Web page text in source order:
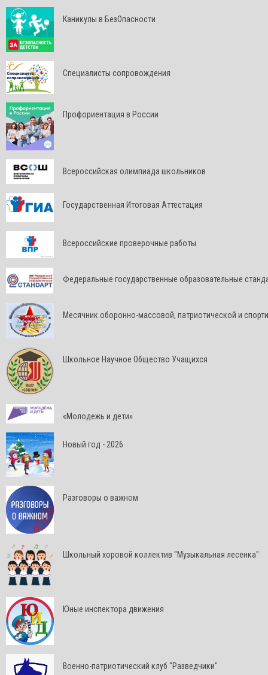
Каникулы в БезОпасности
Специалисты сопровождения
Профориентация в России
Всероссийская олимпиада школьников
Государственная Итоговая Аттестация
Всероссийские проверочные работы
Федеральные государственные образовательные
Месячник оборонно-массовой, патриотической и
Школьное Научное Общество Учащихся
«Молодежь и дети»
Новый год - 2026
Разговоры о важном
Школьный хоровой коллектив "Музыкальная лесенка"
Юные инспектора движения
Военно-патриотический клуб "Разведчики"